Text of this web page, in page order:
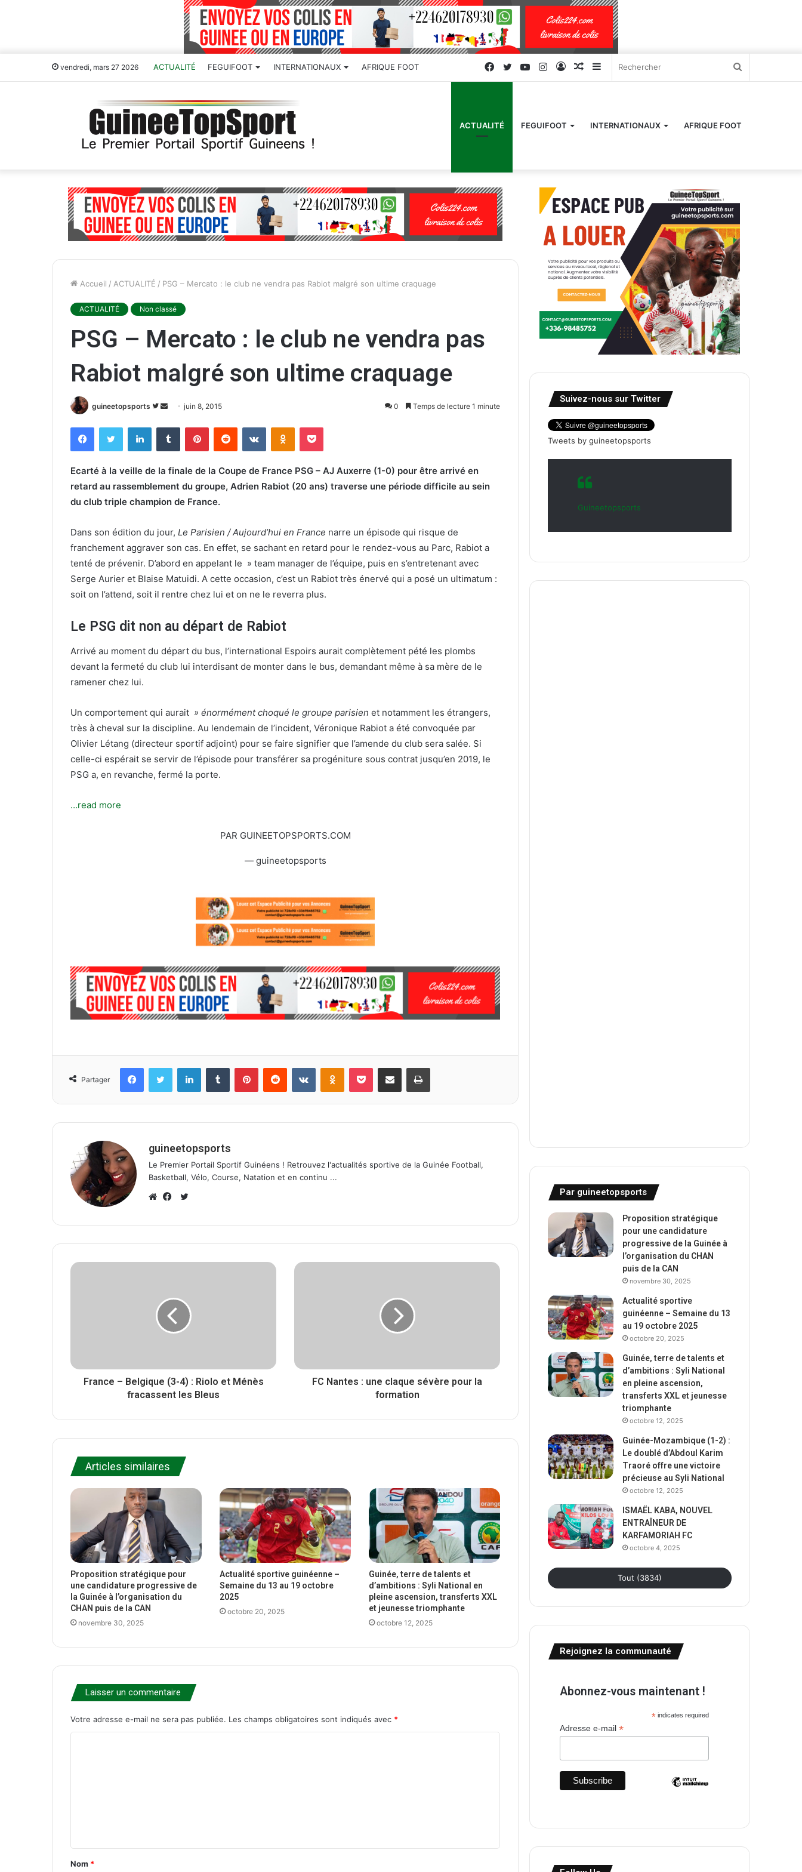
vendredi, mars 27 2026 ACTUALITÉ FEGUIFOOT INTERNATIONAUX AFRIQUE FOOT Sidebar
latérale)
Article
Connexion
Instagram
YouTube
Twitter
Facebook
ACTUALITÉ FEGUIFOOT INTERNATIONAUX AFRIQUE FOOT
Accueil / ACTUALITÉ / PSG – Mercato : le club ne vendra pas Rabiot malgré son ultime craquage
ACTUALITÉ Non classé
PSG – Mercato : le club ne vendra pas
Rabiot malgré son ultime craquage
guineetopsports
S
v
s
u
T
w
i
t
t
v
o
r
u
c
o
u
r
r
e
juin 8, 2015 0 Temps de lecture 1 minute
Ecarté à la veille de la finale de la Coupe de France PSG – AJ Auxerre (1-0) pour être arrivé en
retard au rassemblement du groupe, Adrien Rabiot (20 ans) traverse une période difficile au sein
du club triple champion de France.
Dans son édition du jour, Le Parisien / Aujourd’hui en France narre un épisode qui risque de
franchement aggraver son cas. En effet, se sachant en retard pour le rendez-vous au Parc, Rabiot a
tenté de prévenir. D’abord en appelant le » team manager de l’équipe, puis en s’entretenant avec
Serge Aurier et Blaise Matuidi. A cette occasion, c’est un Rabiot très énervé qui a posé un ultimatum :
soit on l’attend, soit il rentre chez lui et on ne le reverra plus.
Le PSG dit non au départ de Rabiot
Arrivé au moment du départ du bus, l’international Espoirs aurait complètement pété les plombs
devant la fermeté du club lui interdisant de monter dans le bus, demandant même à sa mère de le
ramener chez lui.
Un comportement qui aurait » énormément choqué le groupe parisien et notamment les étrangers,
très à cheval sur la discipline. Au lendemain de l’incident, Véronique Rabiot a été convoquée par
Olivier Létang (directeur sportif adjoint) pour se faire signifier que l’amende du club sera salée. Si
celle-ci espérait se servir de l’épisode pour transférer sa progéniture sous contrat jusqu’en 2019, le
PSG a, en revanche, fermé la porte.
…read more
PAR GUINEETOPSPORTS.COM
— guineetopsports
Partager
guineetopsports
Le Premier Portail Sportif Guinéens ! Retrouvez l'actualités sportive de la Guinée Football,
Basketball, Vélo, Course, Natation et en continu ...
e
a
o
k
i
France – Belgique (3-4) : Riolo et Ménès
fracassent les Bleus
FC Nantes : une claque sévère pour la
formation
Articles similaires
Proposition stratégique pour
une candidature progressive de
la Guinée à l’organisation du
CHAN puis de la CAN
novembre 30, 2025
Actualité sportive guinéenne –
Semaine du 13 au 19 octobre
2025
octobre 20, 2025
Guinée, terre de talents et
d’ambitions : Syli National en
pleine ascension, transferts XXL
et jeunesse triomphante
octobre 12, 2025
Laisser un commentaire
Votre adresse e-mail ne sera pas publiée. Les champs obligatoires sont indiqués avec *
t
a
Nom *
Suivez-nous sur Twitter
Tweets by guineetopsports
Guineetopsports
Par guineetopsports
Proposition stratégique
pour une candidature
progressive de la Guinée à
l’organisation du CHAN
puis de la CAN
novembre 30, 2025
Actualité sportive
guinéenne – Semaine du 13
au 19 octobre 2025
octobre 20, 2025
Guinée, terre de talents et
d’ambitions : Syli National
en pleine ascension,
transferts XXL et jeunesse
triomphante
octobre 12, 2025
Guinée-Mozambique (1-2) :
Le doublé d’Abdoul Karim
Traoré offre une victoire
précieuse au Syli National
octobre 12, 2025
ISMAËL KABA, NOUVEL
ENTRAÎNEUR DE
KARFAMORIAH FC
octobre 4, 2025
Tout (3834)
Rejoignez la communauté
Abonnez-vous maintenant !
*indicates required
Adresse e-mail*